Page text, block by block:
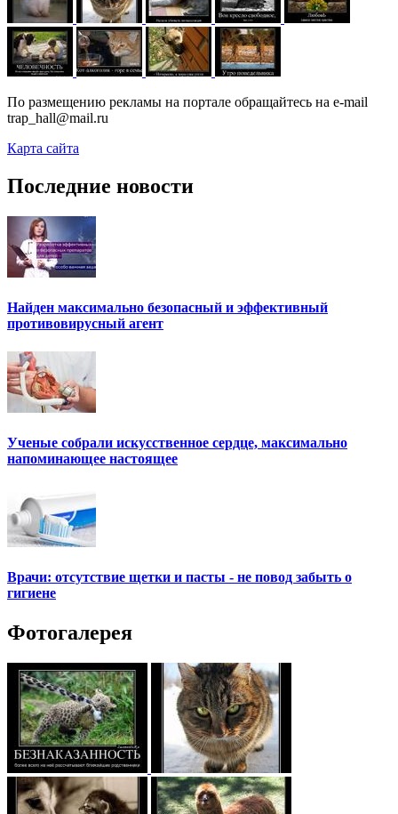
По размещению рекламы на портале обращайтесь на e-mail
trap_hall@mail.ru
Карта сайта
Последние новости
Найден максимально безопасный и эффективный
противовирусный агент
Ученые собрали искусственное сердце, максимально
напоминающее настоящее
Врачи: отсутствие щетки и пасты - не повод забыть о
гигиене
Фотогалерея